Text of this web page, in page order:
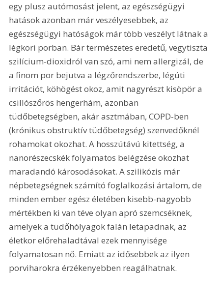
egy plusz autómosást jelent, az egészségügyi
hatások azonban már veszélyesebbek, az
egészségügyi hatóságok már több veszélyt látnak a
légköri porban. Bár természetes eredetű, vegytiszta
szilícium-dioxidról van szó, ami nem allergizál, de
a finom por bejutva a légzőrendszerbe, légúti
irritációt, köhögést okoz, amit nagyrészt kisöpör a
csillószőrös hengerhám, azonban
tüdőbetegségben, akár asztmában, COPD-ben
(krónikus obstruktív tüdőbetegség) szenvedőknél
rohamokat okozhat. A hosszútávú kitettség, a
nanorészecskék folyamatos belégzése okozhat
maradandó károsodásokat. A szilikózis már
népbetegségnek számító foglalkozási ártalom, de
minden ember egész életében kisebb-nagyobb
mértékben ki van téve olyan apró szemcséknek,
amelyek a tüdőhólyagok falán letapadnak, az
életkor előrehaladtával ezek mennyisége
folyamatosan nő. Emiatt az idősebbek az ilyen
porviharokra érzékenyebben reagálhatnak.